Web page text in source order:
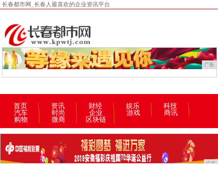
长春都市网_长春人最喜欢的企业资讯平台
广告
首页 资讯 财经 娱乐
科技
汽车
时尚 企业 游戏
商讯
购物
微商 区块链
广告